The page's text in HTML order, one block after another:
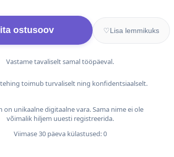
ostusoov ♡Lisa lemmikuks
Vastame tavaliselt samal tööpäeval.
toimub turvaliselt ning konfidentsiaalselt.
on unikaalne digitaalne vara. Sama nime ei ole
võimalik hiljem uuesti registreerida.
Viimase 30 päeva külastused: 0